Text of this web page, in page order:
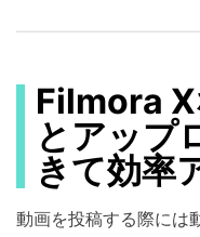
Filmora
とアップ
きて効率
動画を投稿する際には